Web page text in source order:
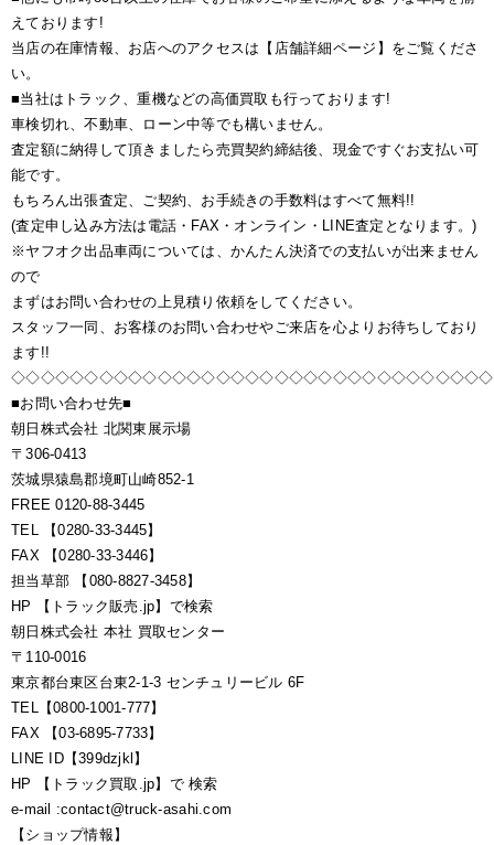
えております!
当店の在庫情報、お店へのアクセスは【店舗詳細ページ】をご覧くださ
い。
■当社はトラック、重機などの高価買取も行っております!
車検切れ、不動車、ローン中等でも構いません。
査定額に納得して頂きましたら売買契約締結後、現金ですぐお支払い可
能です。
もちろん出張査定、ご契約、お手続きの手数料はすべて無料!!
(査定申し込み方法は電話・FAX・オンライン・LINE査定となります。)
※ヤフオク出品車両については、かんたん決済での支払いが出来ません
ので
まずはお問い合わせの上見積り依頼をしてください。
スタッフ一同、お客様のお問い合わせやご来店を心よりお待ちしており
ます!!
■お問い合わせ先■
朝日株式会社 北関東展示場
〒306-0413
茨城県猿島郡境町山崎852-1
FREE 0120-88-3445
TEL 【0280-33-3445】
FAX 【0280-33-3446】
担当草部 【080-8827-3458】
HP 【トラック販売.jp】で検索
朝日株式会社 本社 買取センター
〒110-0016
東京都台東区台東2-1-3 センチュリービル 6F
TEL【0800-1001-777】
FAX 【03-6895-7733】
LINE ID【399dzjkl】
HP 【トラック買取.jp】で 検索
e-mail :contact@truck-asahi.com
【ショップ情報】